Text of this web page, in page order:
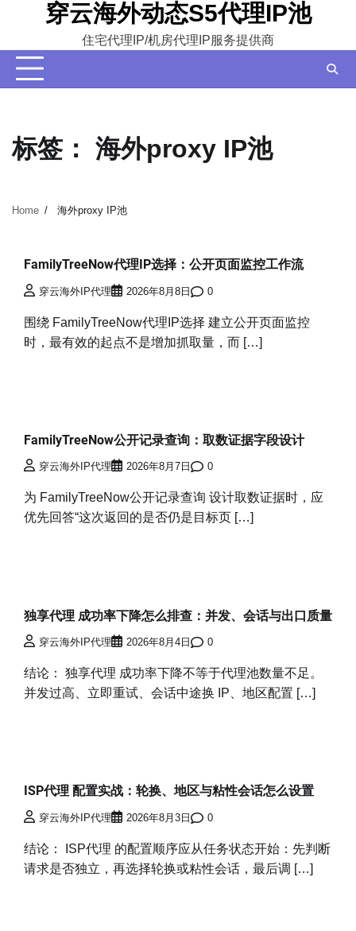
content
穿云海外动态S5代理IP池
住宅代理IP/机房代理IP服务提供商
标签： 海外proxy IP池
Home 海外proxy IP池
FamilyTreeNow代理IP选择：公开页面监控工作流
穿云海外IP代理 2026年8月8日 0
围绕 FamilyTreeNow代理IP选择 建立公开页面监控
时，最有效的起点不是增加抓取量，而 […]
FamilyTreeNow公开记录查询：取数证据字段设计
穿云海外IP代理 2026年8月7日 0
为 FamilyTreeNow公开记录查询 设计取数证据时，应
优先回答“这次返回的是否仍是目标页 […]
独享代理 成功率下降怎么排查：并发、会话与出口质量
穿云海外IP代理 2026年8月4日 0
结论： 独享代理 成功率下降不等于代理池数量不足。
并发过高、立即重试、会话中途换 IP、地区配置 […]
ISP代理 配置实战：轮换、地区与粘性会话怎么设置
穿云海外IP代理 2026年8月3日 0
结论： ISP代理 的配置顺序应从任务状态开始：先判断
请求是否独立，再选择轮换或粘性会话，最后调 […]